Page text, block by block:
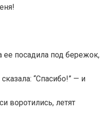
ее посадила под бережок,
“Спасибо!” — и
воротились, летят